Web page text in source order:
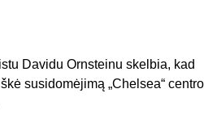
Davidu Ornsteinu skelbia, kad
susidomėjimą „Chelsea“ centro